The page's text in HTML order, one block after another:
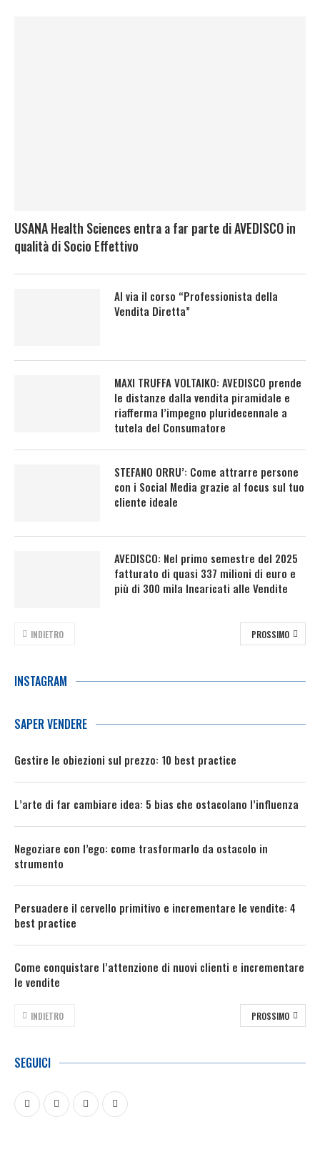
USANA Health Sciences entra a far parte di AVEDISCO in
qualità di Socio Effettivo
Al via il corso “Professionista della
Vendita Diretta”
MAXI TRUFFA VOLTAIKO: AVEDISCO prende
le distanze dalla vendita piramidale e
riafferma l’impegno pluridecennale a
tutela del Consumatore
STEFANO ORRU’: Come attrarre persone
con i Social Media grazie al focus sul tuo
cliente ideale
AVEDISCO: Nel primo semestre del 2025
fatturato di quasi 337 milioni di euro e
più di 300 mila Incaricati alle Vendite
INDIETRO PROSSIMO
INSTAGRAM
SAPER VENDERE
Gestire le obiezioni sul prezzo: 10 best practice
L’arte di far cambiare idea: 5 bias che ostacolano l’influenza
Negoziare con l’ego: come trasformarlo da ostacolo in
strumento
Persuadere il cervello primitivo e incrementare le vendite: 4
best practice
Come conquistare l’attenzione di nuovi clienti e incrementare
le vendite
INDIETRO PROSSIMO
SEGUICI